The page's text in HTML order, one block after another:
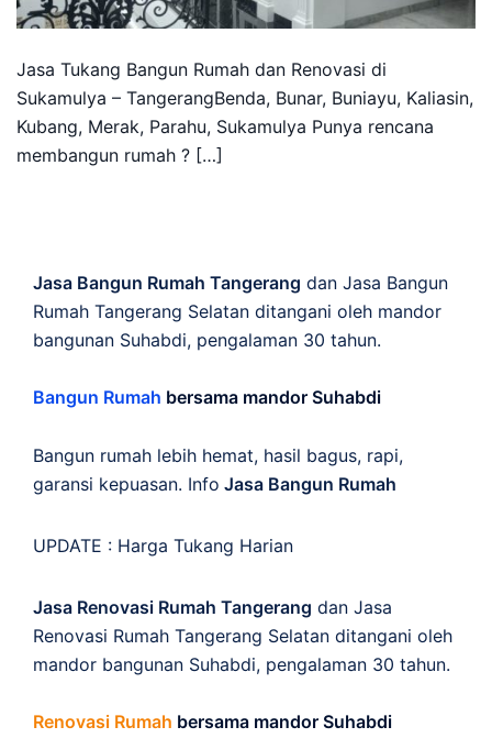
Jasa Tukang Bangun Rumah dan Renovasi di
Sukamulya – TangerangBenda, Bunar, Buniayu, Kaliasin,
Kubang, Merak, Parahu, Sukamulya Punya rencana
membangun rumah ? […]
Jasa Bangun Rumah Tangerang dan Jasa Bangun
Rumah Tangerang Selatan ditangani oleh mandor
bangunan Suhabdi, pengalaman 30 tahun.
Bangun Rumah bersama mandor Suhabdi
Bangun rumah lebih hemat, hasil bagus, rapi,
garansi kepuasan. Info Jasa Bangun Rumah
UPDATE : Harga Tukang Harian
Jasa Renovasi Rumah Tangerang dan Jasa
Renovasi Rumah Tangerang Selatan ditangani oleh
mandor bangunan Suhabdi, pengalaman 30 tahun.
Renovasi Rumah bersama mandor Suhabdi